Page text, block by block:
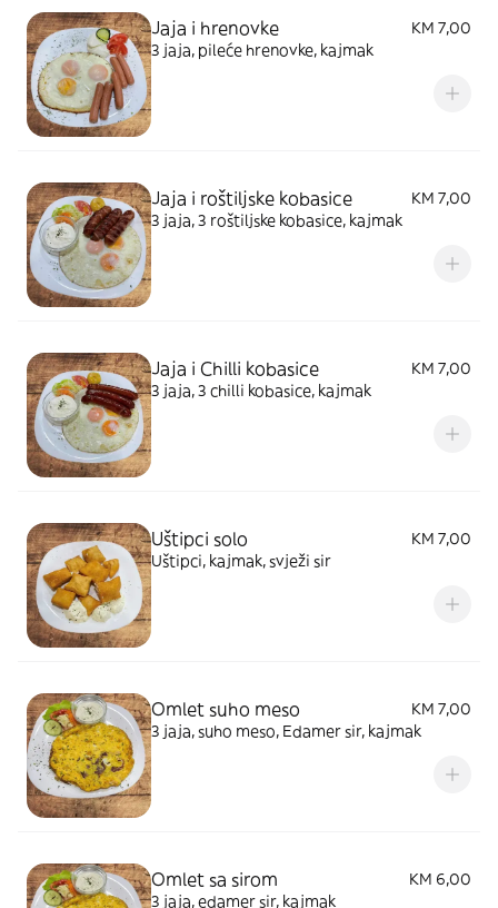
Jaja i hrenovke
KM 7,00
3 jaja, pileće hrenovke, kajmak
Jaja i roštiljske kobasice
KM 7,00
3 jaja, 3 roštiljske kobasice, kajmak
Jaja i Chilli kobasice
KM 7,00
3 jaja, 3 chilli kobasice, kajmak
Uštipci solo
KM 7,00
Uštipci, kajmak, svježi sir
Omlet suho meso
KM 7,00
3 jaja, suho meso, Edamer sir, kajmak
Omlet sa sirom
KM 6,00
3 jaja, edamer sir, kajmak